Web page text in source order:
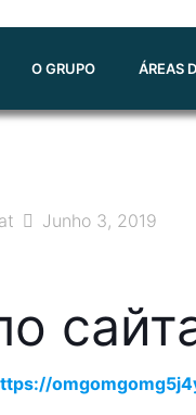
O GRUPO ÁREAS
at Junho 3, 2019